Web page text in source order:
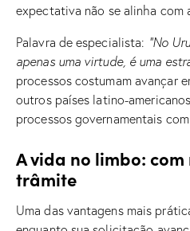
expectativa não se alinha com
Palavra de especialista: “No
apenas uma virtude, é uma
processos costumam avançar
outros países latino-
processos governamentais
A vida no limbo:
trâmite
Uma das vantagens mais